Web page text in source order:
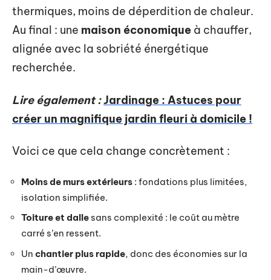
thermiques, moins de déperdition de chaleur.
Au final : une maison économique à chauffer,
alignée avec la sobriété énergétique
recherchée.
Lire également :Jardinage : Astuces pour
créer un magnifique jardin fleuri à domicile !
Voici ce que cela change concrètement :
Moins de murs extérieurs : fondations plus limitées,
isolation simplifiée.
Toiture et dalle sans complexité : le coût au mètre
carré s’en ressent.
Un chantier plus rapide, donc des économies sur la
main-d’œuvre.